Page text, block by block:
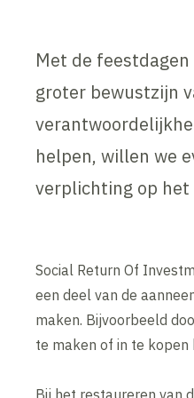
Met de
groter bewustzijn
helpen, willen we
verplichting op het
Social Return Of
een deel van de
maken. Bijvoorbeeld
te maken of in te kopen